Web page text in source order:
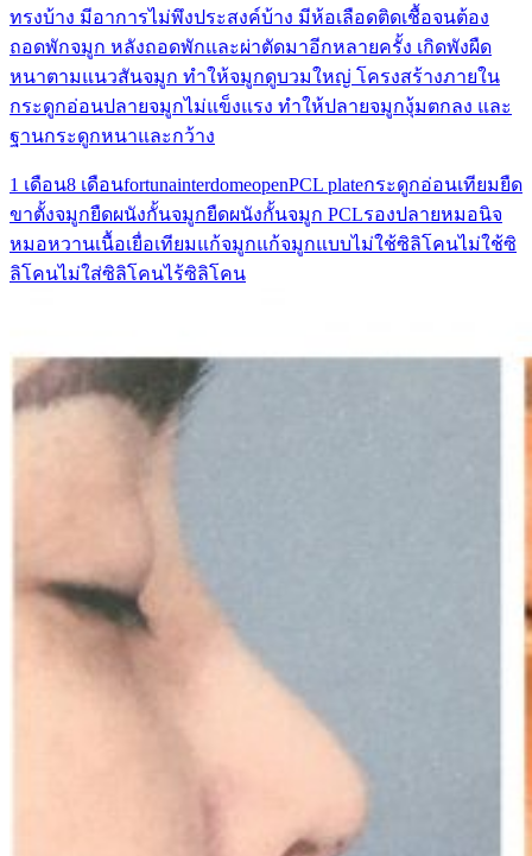
ทรง​บ้าง​ มีอาการไม่พึงประสงค์บ้าง มีห้อเลือดติดเชื้อจนต้อง
ถอดพัก​จมูก​ หลังถอดพักและผ่าตัดมาอีกหลายครั้ง​ เกิดพังผืด
หนาตามแนวสันจมูก ทำให้จมูกดูบวมใหญ่​ โครงสร้าง​ภายใน
กระดูก​อ่อนปลายจมู​ก​ไม่แข็งแรง​ ทำให้ปลายจมู​กงุ้มตกลง​ และ
ฐานกระดูก​หนาและกว้าง
1 เดือน8 เดือนfortunainterdomeopenPCL plateกระดูกอ่อนเทียมยืด
ขาตั้งจมูกยืดผนังกั้นจมูกยืดผนังกั้นจมูก PCLรองปลายหมอนิจ
หมอหวานเนื้อเยื่อเทียมแก้จมูกแก้จมูกแบบไม่ใช้ซิลิโคนไม่ใช้ซิ
ลิโคนไม่ใส่ซิลิโคนไร้ซิลิโคน